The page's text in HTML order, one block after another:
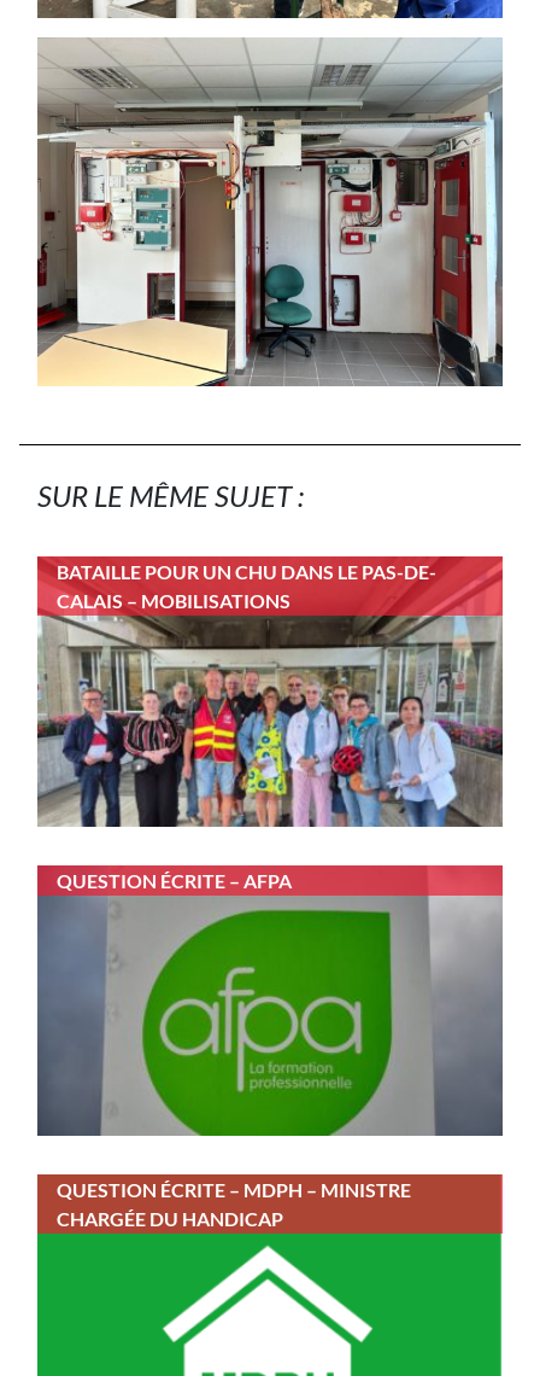
SUR LE MÊME SUJET :
BATAILLE POUR UN CHU DANS LE PAS-DE-
CALAIS – MOBILISATIONS
QUESTION ÉCRITE – AFPA
QUESTION ÉCRITE – MDPH – MINISTRE
CHARGÉE DU HANDICAP